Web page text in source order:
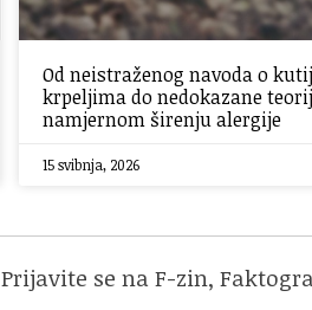
Od neistraženog navoda o
krpeljima do nedokazane
namjernom širenju alergije
15 svibnja, 2026
Prijavite se na F-zin,